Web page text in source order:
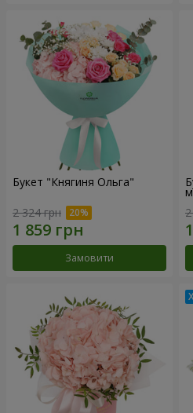
Букет "Княгиня Ольга"
2 324 грн
Замовити